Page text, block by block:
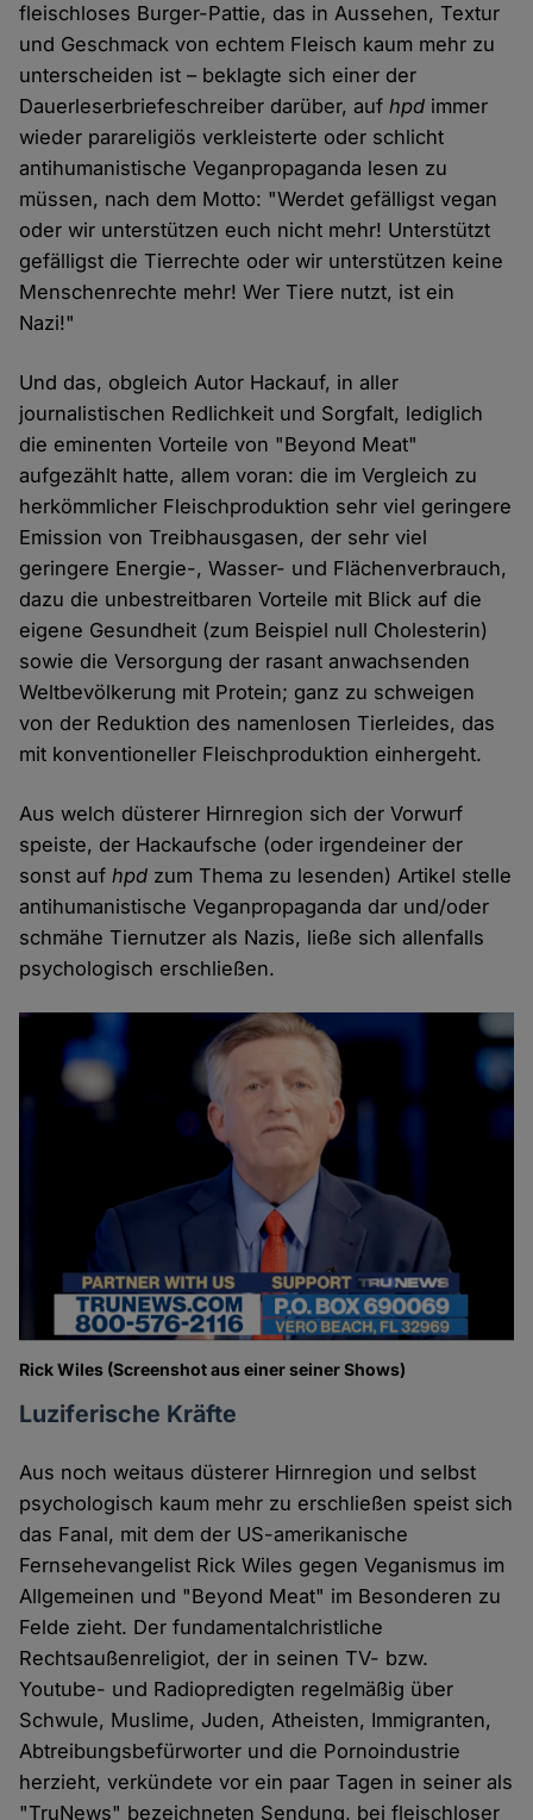
fleischloses Burger-Pattie, das in Aussehen, Textur
und Geschmack von echtem Fleisch kaum mehr zu
unterscheiden ist – beklagte sich einer der
Dauerleserbriefeschreiber darüber, aufhpd immer
wieder parareligiös verkleisterte oder schlicht
antihumanistische Veganpropaganda lesen zu
müssen, nach dem Motto: "Werdet gefälligst vegan
oder wir unterstützen euch nicht mehr! Unterstützt
gefälligst die Tierrechte oder wir unterstützen keine
Menschenrechte mehr! Wer Tiere nutzt, ist ein
Nazi!"
Und das, obgleich Autor Hackauf, in aller
journalistischen Redlichkeit und Sorgfalt, lediglich
die eminenten Vorteile von "Beyond Meat"
aufgezählt hatte, allem voran: die im Vergleich zu
herkömmlicher Fleischproduktion sehr viel geringere
Emission von Treibhausgasen, der sehr viel
geringere Energie-, Wasser- und Flächenverbrauch,
dazu die unbestreitbaren Vorteile mit Blick auf die
eigene Gesundheit (zum Beispiel null Cholesterin)
sowie die Versorgung der rasant anwachsenden
Weltbevölkerung mit Protein; ganz zu schweigen
von der Reduktion des namenlosen Tierleides, das
mit konventioneller Fleischproduktion einhergeht.
Aus welch düsterer Hirnregion sich der Vorwurf
speiste, der Hackaufsche (oder irgendeiner der
sonst aufhpd zum Thema zu lesenden) Artikel stelle
antihumanistische Veganpropaganda dar und/oder
schmähe Tiernutzer als Nazis, ließe sich allenfalls
psychologisch erschließen.
Rick Wiles (Screenshot aus einer seiner Shows)
Luziferische Kräfte
Aus noch weitaus düsterer Hirnregion und selbst
psychologisch kaum mehr zu erschließen speist sich
das Fanal, mit dem der US-amerikanische
Fernsehevangelist Rick Wiles gegen Veganismus im
Allgemeinen und "Beyond Meat" im Besonderen zu
Felde zieht. Der fundamentalchristliche
Rechtsaußenreligiot, der in seinen TV- bzw.
Youtube- und Radiopredigten regelmäßig über
Schwule, Muslime, Juden, Atheisten, Immigranten,
Abtreibungsbefürworter und die Pornoindustrie
herzieht, verkündete vor ein paar Tagen in seiner als
"TruNews" bezeichneten Sendung, bei fleischloser